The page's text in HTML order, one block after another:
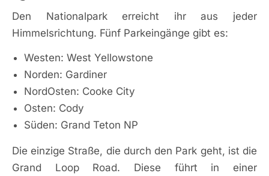
Den Nationalpark erreicht ihr aus jeder
Himmelsrichtung. Fünf Parkeingänge gibt es:
Westen: West Yellowstone
Norden: Gardiner
NordOsten: Cooke City
Osten: Cody
Süden: Grand Teton NP
Die einzige Straße, die durch den Park geht, ist die
Grand Loop Road. Diese führt in einer